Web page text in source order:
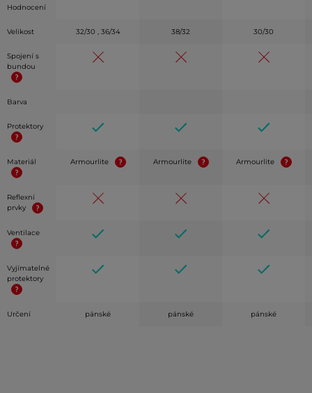
Hodnocení
Velikost 32/30 , 36/34 38/32 30/30
Spojení s
bundou
Barva
Protektory
Materiál Armourlite Armourlite Armourlite
Reflexní
prvky
Ventilace
Vyjímatelné
protektory
Určení pánské pánské pánské